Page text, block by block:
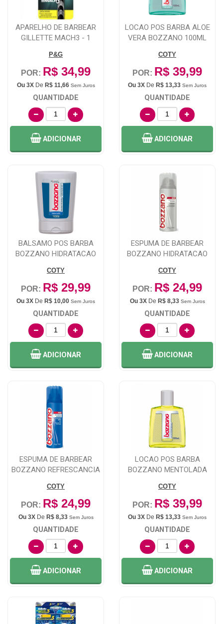
APARELHO DE BARBEAR
GILLETTE MACH3 - 1
P&G
POR: R$ 34,99
Ou 3XDe R$ 11,66 Sem Juros
QUANTIDADE
ADICIONAR
LOCAO POS BARBA ALOE
VERA BOZZANO 100ML
COTY
POR: R$ 39,99
Ou 3X De R$ 13,33 Sem Juros
QUANTIDADE
ADICIONAR
BALSAMO POS BARBA
BOZZANO HIDRATACAO
COTY
POR: R$ 29,99
Ou 3X De R$ 10,00 Sem Juros
QUANTIDADE
ADICIONAR
ESPUMA DE BARBEAR
BOZZANO HIDRATACAO
COTY
POR: R$ 24,99
Ou 3XDe R$ 8,33 Sem Juros
QUANTIDADE
ADICIONAR
ESPUMA DE BARBEAR
BOZZANO REFRESCANCIA
COTY
POR: R$ 24,99
Ou 3XDe R$ 8,33 Sem Juros
QUANTIDADE
ADICIONAR
LOCAO POS BARBA
BOZZANO MENTOLADA
COTY
POR: R$ 39,99
Ou 3X De R$ 13,33 Sem Juros
QUANTIDADE
ADICIONAR